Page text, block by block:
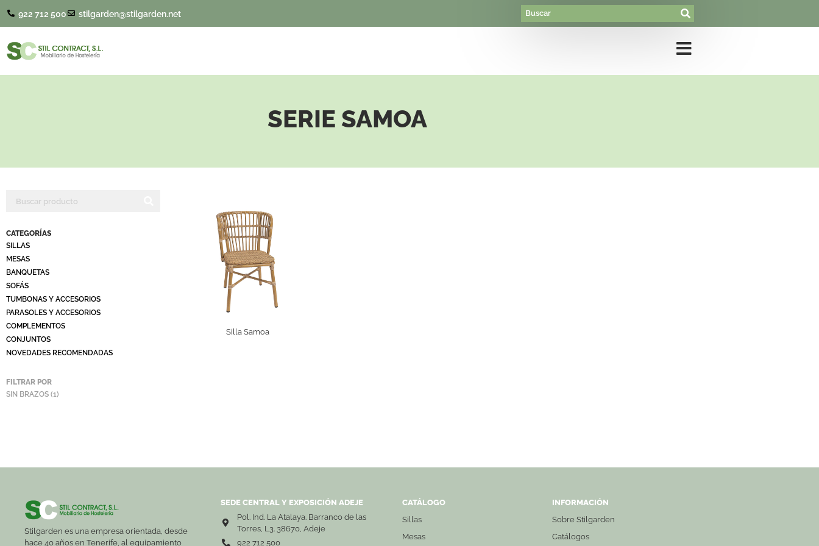
922 712 500 stilgarden@stilgarden.net
SERIE SAMOA
CATEGORÍAS
SILLAS
MESAS
BANQUETAS
SOFÁS
TUMBONAS Y ACCESORIOS
PARASOLES Y ACCESORIOS
COMPLEMENTOS
CONJUNTOS
NOVEDADES RECOMENDADAS
FILTRAR POR
SIN BRAZOS (1)
Silla Samoa
Stilgarden es una empresa orientada, desde
hace 40 años en Tenerife, al equipamiento
SEDE CENTRAL Y EXPOSICIÓN ADEJE
Pol. Ind. La Atalaya. Barranco de las
Torres, L3. 38670, Adeje
922 712 500
CATÁLOGO
Sillas
Mesas
INFORMACIÓN
Sobre Stilgarden
Catálogos